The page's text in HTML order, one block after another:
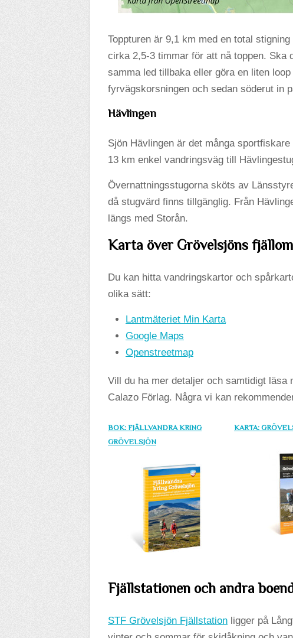
Toppturen är 9,1 km med en total
cirka 2,5-3 timmar för att nå toppen. Ska
samma led tillbaka eller göra en liten
fyrvägskorsningen och sedan söderut in
Hävlingen
Sjön Hävlingen är det många
13 km enkel vandringsväg till
Övernattningsstugorna sköts av
då stugvärd finns tillgänglig. Från
längs med Storån.
Karta över Grövelsjöns
Du kan hitta vandringskartor och
olika sätt:
Lantmäteriet Min Karta
Google Maps
Openstreetmap
Vill du ha mer detaljer och samtidigt
Calazo Förlag. Några vi kan
BOK: FJÄLLVANDRA KRING
GRÖVELSJÖN
KARTA:
Fjällstationen och andra
STF Grövelsjön Fjällstation ligger på